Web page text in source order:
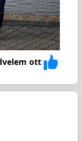
ott